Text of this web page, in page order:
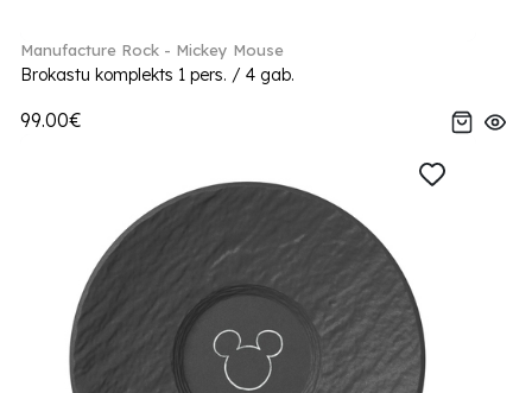
Manufacture Rock - Mickey Mouse
Brokastu komplekts 1 pers. / 4 gab.
99.00€